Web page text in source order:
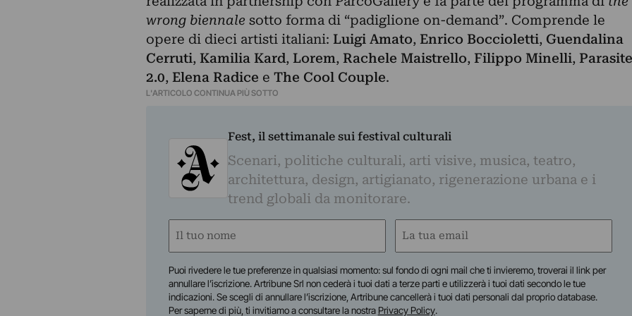
wrong biennale sotto forma di “padiglione on-demand”. Comprende le
opere di dieci artisti italiani: Luigi Amato, Enrico Boccioletti, Guendalina
Cerruti, Kamilia Kard, Lorem, Rachele Maistrello, Filippo Minelli, Parasite
2.0, Elena Radice e The Cool Couple.
L'ARTICOLO CONTINUA PIÙ SOTTO
Fest, il settimanale sui festival culturali
Scenari, politiche culturali, arti visive, musica, teatro,
architettura, design, artigianato, rigenerazione urbana e i
trend globali da monitorare.
Nome
Email
Puoi rivedere le tue preferenze in qualsiasi momento: sul fondo di ogni mail che ti invieremo, troverai il link per
annullare l’iscrizione. Artribune Srl non cederà i tuoi dati a terze parti e utilizzerà i tuoi dati secondo le tue
indicazioni. Se scegli di annullare l’iscrizione, Artribune cancellerà i tuoi dati personali dal proprio database.
Per saperne di più, ti invitiamo a consultare la nostra Privacy Policy.